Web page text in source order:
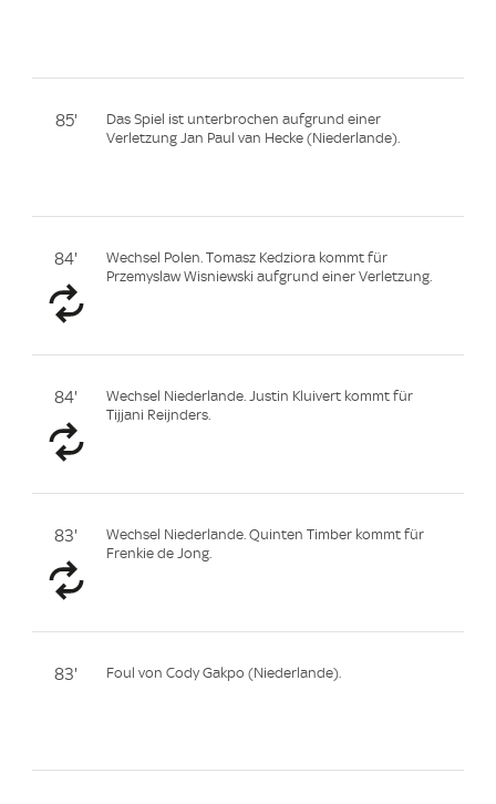
85'
Das Spiel ist unterbrochen aufgrund einer
Verletzung Jan Paul van Hecke (Niederlande).
84'
Wechsel Polen. Tomasz Kedziora kommt für
Przemyslaw Wisniewski aufgrund einer Verletzung.
84'
Wechsel Niederlande. Justin Kluivert kommt für
Tijjani Reijnders.
83'
Wechsel Niederlande. Quinten Timber kommt für
Frenkie de Jong.
83' Foul von Cody Gakpo (Niederlande).